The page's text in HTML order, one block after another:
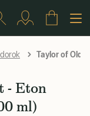
Taylor of Old
- Eton
ml)